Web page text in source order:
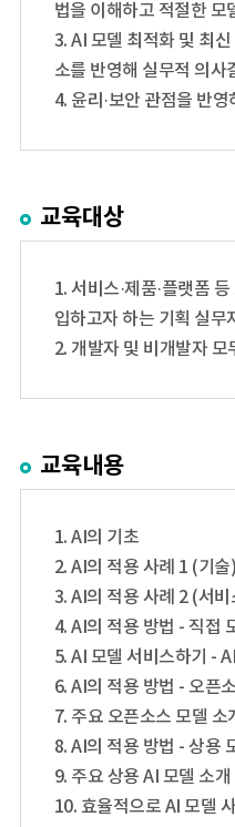
법을 이해하고 적절한 모
3. AI 모델 최적화 및 최
소를 반영해 실무적 의사
4. 윤리·보안 관점을 반
교육대상
1. 서비스·제품·플랫폼
입하고자 하는 기획 실무
2. 개발자 및 비개발자 모
교육내용
1. AI의 기초
2. AI의 적용 사례 1 (기술)
3. AI의 적용 사례 2 (서비
4. AI의 적용 방법 - 직접
5. AI 모델 서비스하기 -
6. AI의 적용 방법 - 오픈
7. 주요 오픈소스 모델 소
8. AI의 적용 방법 - 상용
9. 주요 상용 AI 모델 소개
10. 효율적으로 AI 모델